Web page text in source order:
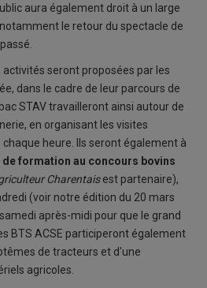
aura également droit à un large
le retour du spectacle de
seront proposées par les
dans le cadre de leur parcours de
STAV travailleront ainsi autour de
en organisant les visites
heure. Ils seront également à
de formation au concours bovins
Charentaisest partenaire),
(voir notre édition du 20 mars
après-midi pour que le grand
BTS ACSE participeront également
de tracteurs et d'une
agricoles.